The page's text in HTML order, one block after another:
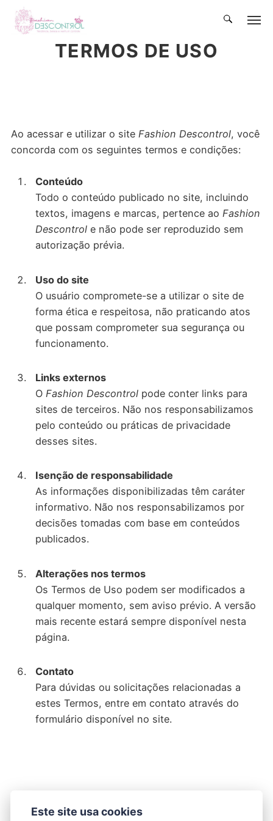
TERMOS DE USO
Ao acessar e utilizar o site Fashion Descontrol, você
concorda com os seguintes termos e condições:
Conteúdo
Todo o conteúdo publicado no site, incluindo
textos, imagens e marcas, pertence ao Fashion
Descontrole não pode ser reproduzido sem
autorização prévia.
Uso do site
O usuário compromete-se a utilizar o site de
forma ética e respeitosa, não praticando atos
que possam comprometer sua segurança ou
funcionamento.
Links externos
O Fashion Descontrolpode conter links para
sites de terceiros. Não nos responsabilizamos
pelo conteúdo ou práticas de privacidade
desses sites.
Isenção de responsabilidade
As informações disponibilizadas têm caráter
informativo. Não nos responsabilizamos por
decisões tomadas com base em conteúdos
publicados.
Alterações nos termos
Os Termos de Uso podem ser modificados a
qualquer momento, sem aviso prévio. A versão
mais recente estará sempre disponível nesta
página.
Contato
Para dúvidas ou solicitações relacionadas a
estes Termos, entre em contato através do
formulário disponível no site.
Este site usa cookies